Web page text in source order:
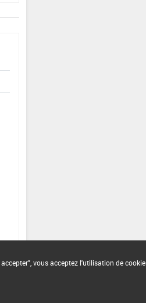
vous acceptez l'utilisation de